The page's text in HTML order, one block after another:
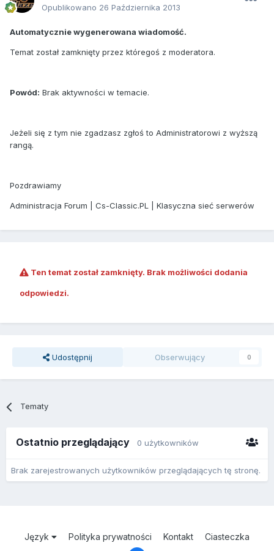
Opublikowano 26 Października 2013
Automatycznie wygenerowana wiadomość.
Temat został zamknięty przez któregoś z moderatora.
Powód: Brak aktywności w temacie.
Jeżeli się z tym nie zgadzasz zgłoś to Administratorowi z wyższą
rangą.
Pozdrawiamy
Administracja Forum | Cs-Classic.PL | Klasyczna sieć serwerów
Ten temat został zamknięty. Brak możliwości dodania
odpowiedzi.
Udostępnij Obserwujący 0
Tematy
Ostatnio przeglądający 0 użytkowników
Brak zarejestrowanych użytkowników przeglądających tę stronę.
Język Polityka prywatności Kontakt Ciasteczka